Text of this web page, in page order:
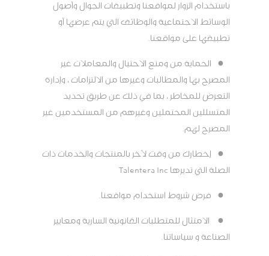
باستخدام الزوار لمواقعنا وتطبيقات الجوال وأصول
الوسائط الاجتماعية والوظائف التي يتم عرضها أو
تطبيقها على مواقعنا.
●
الحماية من ومنع الاحتيال والمعاملات غير
المصرح بها والمطالبات وغيرها من الالتزامات ، وإدارة
التعرض للمخاطر ، بما في ذلك عن طريق تحديد
المتسللين المحتملين وغيرهم من المستخدمين غير
المصرح لهم.
●
إخطارك من وقت لآخر بالمنتجات والخدمات ذات
الصلة التي تديرها Talentera Inc
● فرض شروط استخدام مواقعنا.
●
الامتثال للمتطلبات القانونية السارية ومعايير
الصناعة و سياساتنا.